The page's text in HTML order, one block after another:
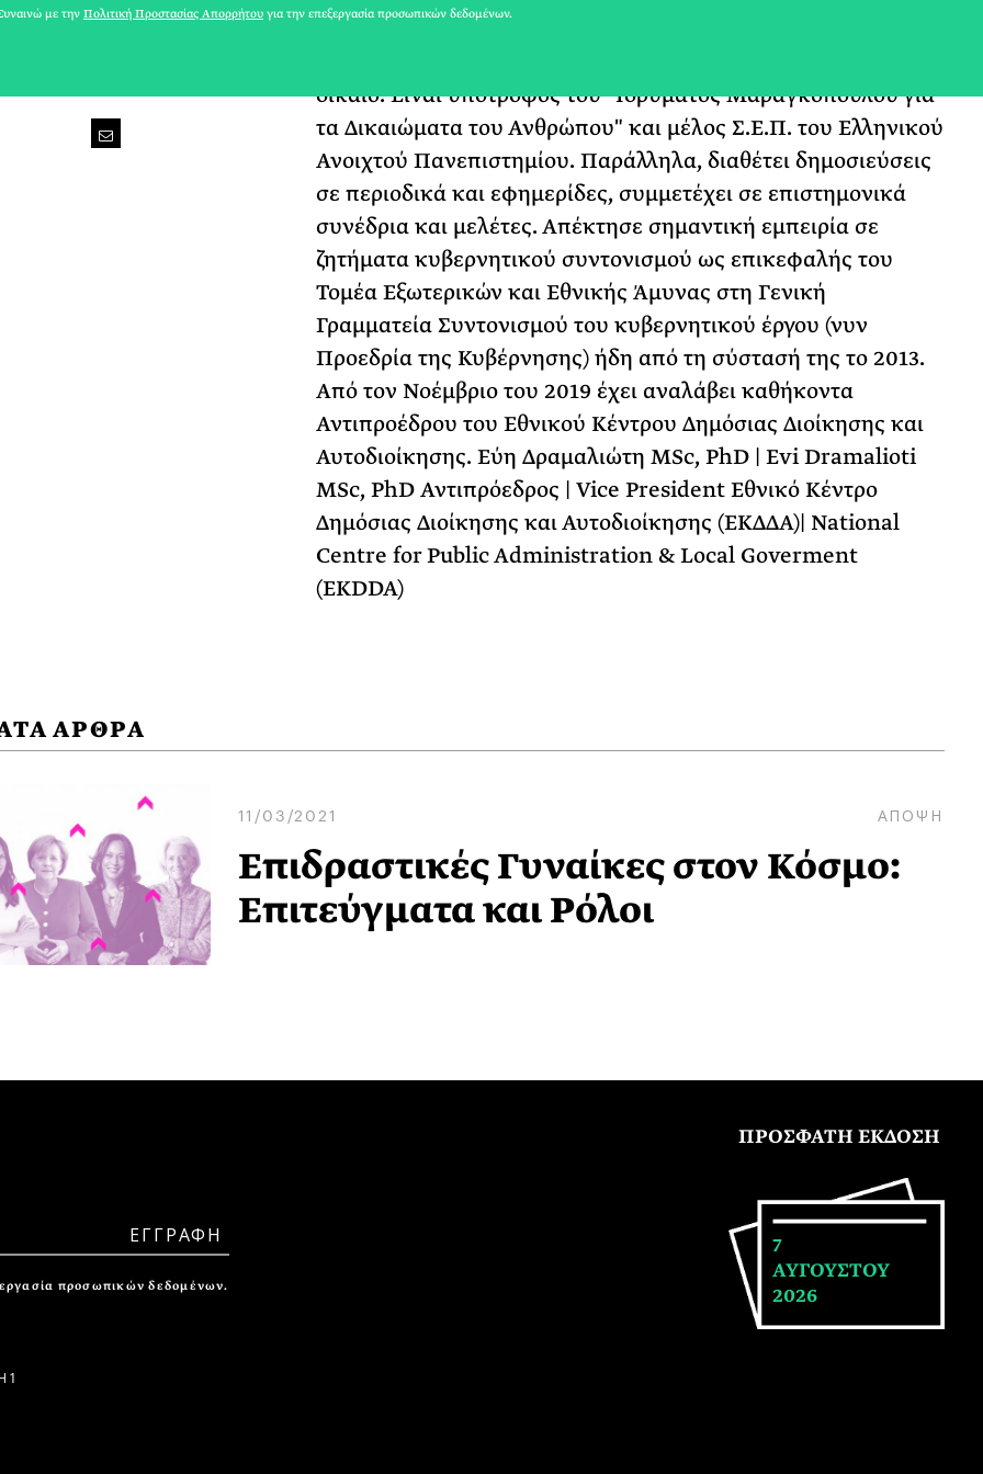
του Παντείου Πανεπιστημίου. Απέκτησε δύο μεταπτυχιακούς
δίκαιο. Είναι υπότροφος του "Ιδρύματος Μαραγκοπούλου για
τα Δικαιώματα του Ανθρώπου" και μέλος Σ.Ε.Π. του Ελληνικού
Ανοιχτού Πανεπιστημίου. Παράλληλα, διαθέτει δημοσιεύσεις
σε περιοδικά και εφημερίδες, συμμετέχει σε επιστημονικά
συνέδρια και μελέτες. Απέκτησε σημαντική εμπειρία σε
ζητήματα κυβερνητικού συντονισμού ως επικεφαλής του
Τομέα Εξωτερικών και Εθνικής Άμυνας στη Γενική
Γραμματεία Συντονισμού του κυβερνητικού έργου (νυν
Προεδρία της Κυβέρνησης) ήδη από τη σύστασή της το 2013.
Από τον Νοέμβριο του 2019 έχει αναλάβει καθήκοντα
Αντιπροέδρου του Εθνικού Κέντρου Δημόσιας Διοίκησης και
Αυτοδιοίκησης. Εύη Δραμαλιώτη MSc, PhD | Evi Dramalioti
MSc, PhD Αντιπρόεδρος | Vice President Εθνικό Κέντρο
Δημόσιας Διοίκησης και Αυτοδιοίκησης (ΕΚΔΔΑ)| National
Centre for Public Administration & Local Goverment
(EKDDA)
ΑΡΘΡΑ
11/03/2021 ΑΠΟΨΗ
Επιδραστικές Γυναίκες στον Κόσμο:
Επιτεύγματα και Ρόλοι
προσωπικών δεδομένων.
1
ΠΡΟΣΦΑΤΗ ΕΚΔΟΣΗ
7
ΑΥΓΟΥΣΤΟΥ
2026
με την Πολιτική Προστασίας Απορρήτου για την επεξεργασία προσωπικών δεδομένων.